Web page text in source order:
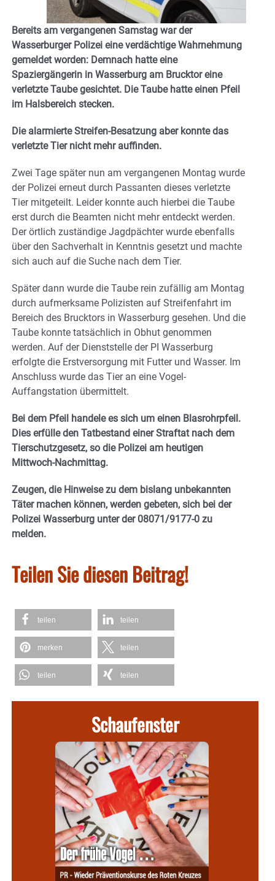
Bereits am vergangenen Samstag war der
Wasserburger Polizei eine verdächtige Wahrnehmung
gemeldet worden: Demnach hatte eine
Spaziergängerin in Wasserburg am Brucktor eine
verletzte Taube gesichtet. Die Taube hatte einen Pfeil
im Halsbereich stecken.
Die alarmierte Streifen-Besatzung aber konnte das
verletzte Tier nicht mehr auffinden.
Zwei Tage später nun am vergangenen Montag wurde
der Polizei erneut durch Passanten dieses verletzte
Tier mitgeteilt. Leider konnte auch hierbei die Taube
erst durch die Beamten nicht mehr entdeckt werden.
Der örtlich zuständige Jagdpächter wurde ebenfalls
über den Sachverhalt in Kenntnis gesetzt und machte
sich auch auf die Suche nach dem Tier.
Später dann wurde die Taube rein zufällig am Montag
durch aufmerksame Polizisten auf Streifenfahrt im
Bereich des Brucktors in Wasserburg gesehen. Und die
Taube konnte tatsächlich in Obhut genommen
werden. Auf der Dienststelle der PI Wasserburg
erfolgte die Erstversorgung mit Futter und Wasser. Im
Anschluss wurde das Tier an eine Vogel-
Auffangstation übermittelt.
Bei dem Pfeil handele es sich um einen Blasrohrpfeil.
Dies erfülle den Tatbestand einer Straftat nach dem
Tierschutzgesetz, so die Polizei am heutigen
Mittwoch-Nachmittag.
Zeugen, die Hinweise zu dem bislang unbekannten
Täter machen können, werden gebeten, sich bei der
Polizei Wasserburg unter der 08071/9177-0 zu
melden.
Teilen Sie diesen Beitrag!
teilen teilen
merken teilen
teilen teilen
Schaufenster